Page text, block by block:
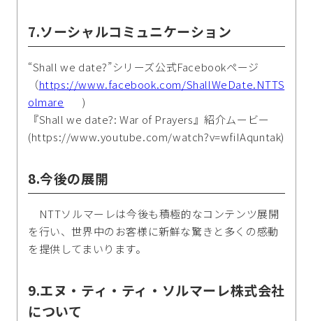
7.ソーシャルコミュニケーション
“Shall we date?”シリーズ公式Facebookページ
（https://www.facebook.com/ShallWeDate.NTTS
olmare
)
『Shall we date?: War of Prayers』紹介ムービー
(https://www.youtube.com/watch?v=wfiIAquntak)
8.今後の展開
NTTソルマーレは今後も積極的なコンテンツ展開
を行い、世界中のお客様に新鮮な驚きと多くの感動
を提供してまいります。
9.エヌ・ティ・ティ・ソルマーレ株式会社
について